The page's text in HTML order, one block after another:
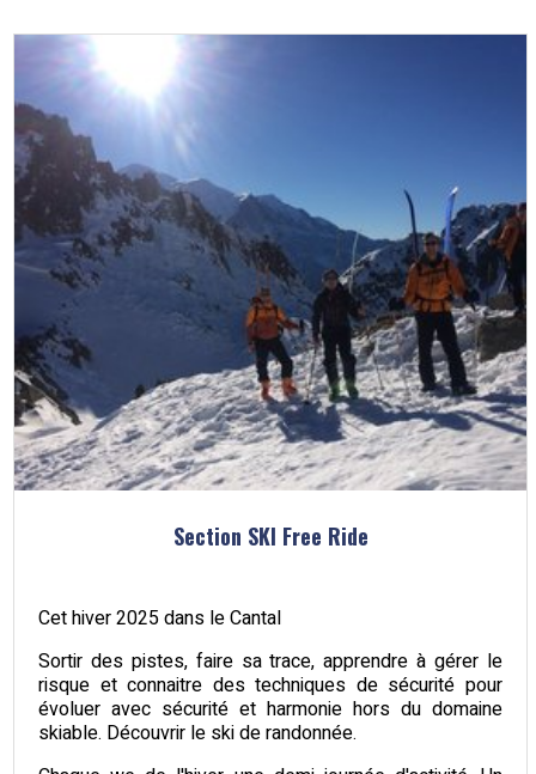
Section SKI Free Ride
Cet hiver 2025 dans le Cantal
Sortir des pistes, faire sa trace, apprendre à gérer le
risque et connaitre des techniques de sécurité pour
évoluer avec sécurité et harmonie hors du domaine
skiable. Découvrir le ski de randonnée.